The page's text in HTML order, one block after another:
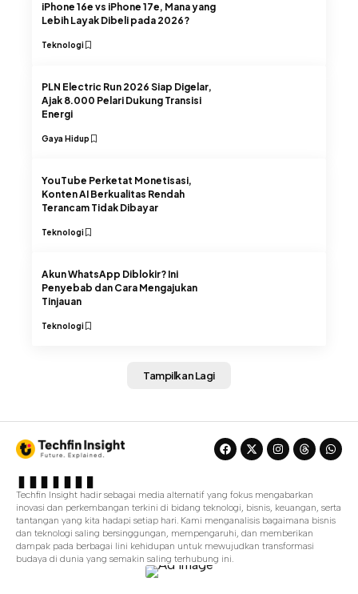
iPhone 16e vs iPhone 17e, Mana yang
Lebih Layak Dibeli pada 2026?
Teknologi
PLN Electric Run 2026 Siap Digelar,
Ajak 8.000 Pelari Dukung Transisi
Energi
Gaya Hidup
YouTube Perketat Monetisasi,
Konten AI Berkualitas Rendah
Terancam Tidak Dibayar
Teknologi
Akun WhatsApp Diblokir? Ini
Penyebab dan Cara Mengajukan
Tinjauan
Teknologi
Tampilkan Lagi
Techfin Insight hadir sebagai media alternatif yang fokus mengabarkan
inovasi dan perkembangan terkini di bidang teknologi, bisnis, keuangan, serta
tantangan yang kita hadapi setiap hari. Kami menganalisis bagaimana bisnis
dan teknologi saling bersinggungan, mempengaruhi, dan memberikan
dampak pada berbagai lini kehidupan untuk mewujudkan transformasi
budaya di dunia yang semakin saling terhubung ini.